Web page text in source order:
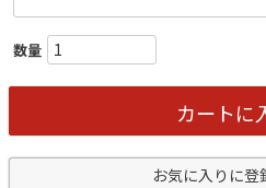
カートに
お気に入りに登